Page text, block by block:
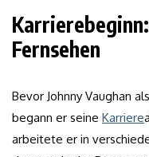
Fernsehen
Bevor Johnny Vaughan
begann er seine Karriere
arbeitete er in